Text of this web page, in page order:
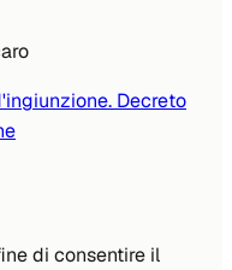
Decreto
di consentire il